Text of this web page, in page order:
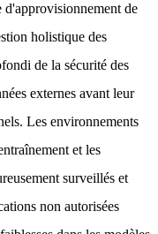
d'approvisionnement de
holistique des
de la sécurité des
externes avant leur
Les environnements
et les
surveillés et
non autorisées